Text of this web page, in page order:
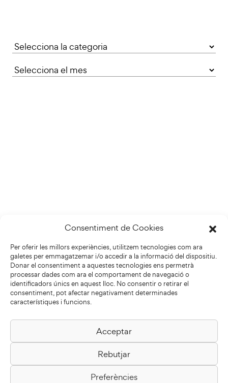
Consentiment de Cookies
Per oferir les millors experiències, utilitzem tecnologies com ara
galetes per emmagatzemar i/o accedir a la informació del dispositiu.
Donar el consentiment a aquestes tecnologies ens permetrà
processar dades com ara el comportament de navegació o
identificadors únics en aquest lloc. No consentir o retirar el
consentiment, pot afectar negativament determinades
característiques i funcions.
Acceptar
Rebutjar
Preferències
Categories
Biblioteca Pilarin Bayés
Passeig de la Generalitat, 1
08500 Vic